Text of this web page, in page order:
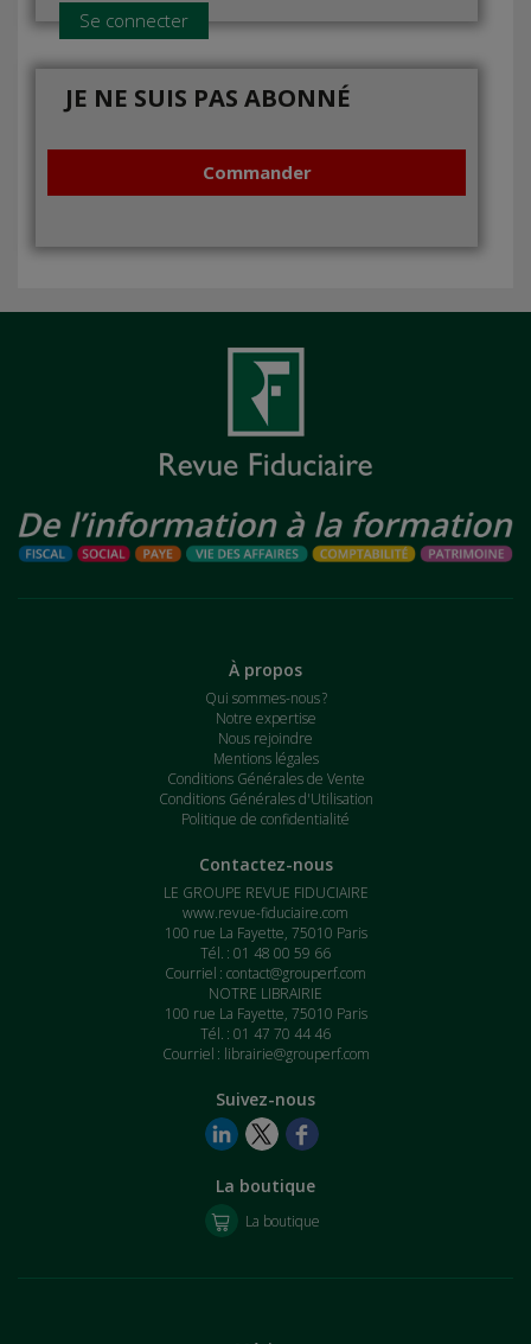
Se connecter
JE NE SUIS PAS ABONNÉ
Commander
À propos
Qui sommes-nous ?
Notre expertise
Nous rejoindre
Mentions légales
Conditions Générales de Vente
Conditions Générales d'Utilisation
Politique de confidentialité
Contactez-nous
LE GROUPE REVUE FIDUCIAIRE
www.revue-fiduciaire.com
100 rue La Fayette, 75010 Paris
Tél. : 01 48 00 59 66
Courriel : contact@grouperf.com
NOTRE LIBRAIRIE
100 rue La Fayette, 75010 Paris
Tél. : 01 47 70 44 46
Courriel : librairie@grouperf.com
Suivez-nous
La boutique
La boutique